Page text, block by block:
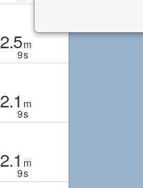
2.5m
9s
2.1 m
9s
2.1 m
9s